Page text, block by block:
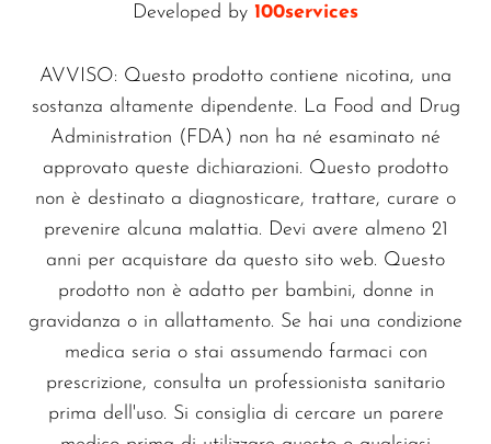
diverse concentrazioni di nicotina. Che tu
gamma soddisfa tutti i palati.
Opzioni di Nicotina per
Ogni Vaper
Dalla versione senza nicotina a varie
concentrazioni di nicotina, offriamo e-liquid
per soddisfare ogni preferenza del vaper.
Scegli tra la nostra selezione di basi con o
senza nicotina, shortfill e nic shot per
personalizzare la tua esperienza di vaping.
Developed by 100services
AVVISO: Questo prodotto contiene nicotina, una
sostanza altamente dipendente. La Food and Drug
Administration (FDA) non ha né esaminato né
approvato queste dichiarazioni. Questo prodotto
non è destinato a diagnosticare, trattare, curare o
prevenire alcuna malattia. Devi avere almeno 21
anni per acquistare da questo sito web. Questo
prodotto non è adatto per bambini, donne in
gravidanza o in allattamento. Se hai una condizione
medica seria o stai assumendo farmaci con
prescrizione, consulta un professionista sanitario
prima dell'uso. Si consiglia di cercare un parere